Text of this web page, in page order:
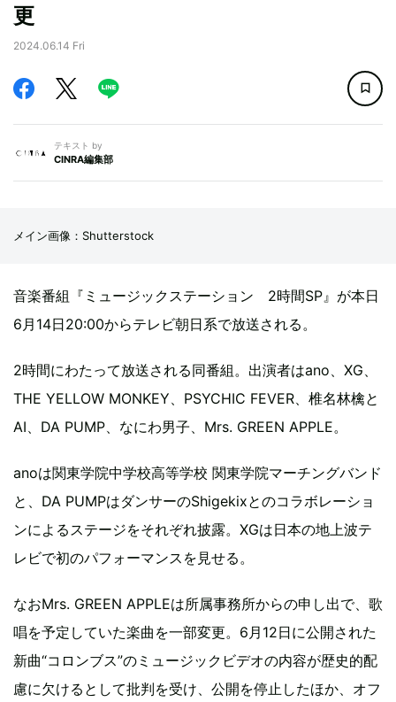
更
2024.06.14 Fri
テキスト by
CINRA編集部
メイン画像：Shutterstock
音楽番組『ミュージックステーション 2時間SP』が本日
6月14日20:00からテレビ朝日系で放送される。
2時間にわたって放送される同番組。出演者はano、XG、
THE YELLOW MONKEY、PSYCHIC FEVER、椎名林檎と
AI、DA PUMP、なにわ男子、Mrs. GREEN APPLE。
anoは関東学院中学校高等学校 関東学院マーチングバンド
と、DA PUMPはダンサーのShigekixとのコラボレーショ
ンによるステージをそれぞれ披露。XGは日本の地上波テ
レビで初のパフォーマンスを見せる。
なおMrs. GREEN APPLEは所属事務所からの申し出で、歌
唱を予定していた楽曲を一部変更。6月12日に公開された
新曲“コロンブス”のミュージックビデオの内容が歴史的配
慮に欠けるとして批判を受け、公開を停止したほか、オフ